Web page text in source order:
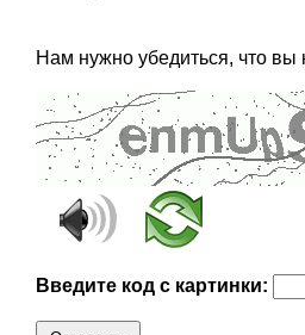
Нам нужно убедиться, что вы
Введите код с картинки: